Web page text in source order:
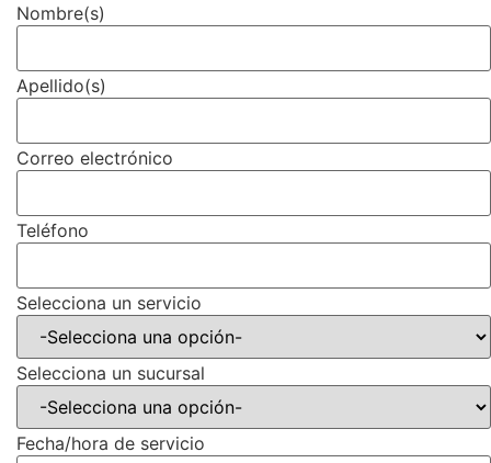
Nombre(s)
Apellido(s)
Correo electrónico
Teléfono
Selecciona un servicio
Selecciona un sucursal
Fecha/hora de servicio